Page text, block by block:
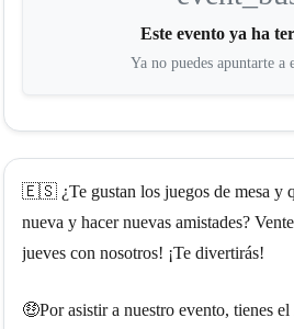
Este evento ya ha
Ya no puedes apuntarte a
🇪🇸 ¿Te gustan los juegos de mesa y
nueva y hacer nuevas amistades?
jueves con nosotros! ¡Te divertirás!
🤑Por asistir a nuestro evento, tienes el